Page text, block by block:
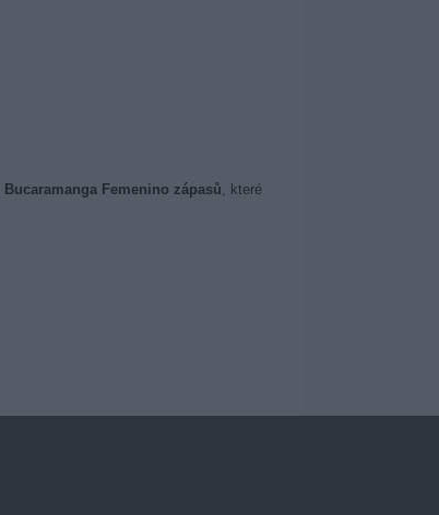
Bucaramanga Femenino zápasů, které